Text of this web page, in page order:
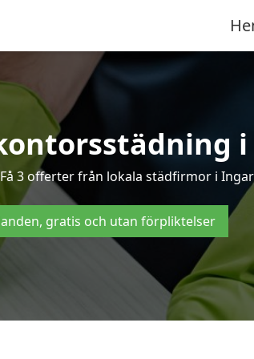
3 offerter från lokala städfirmor i
gratis och utan förpliktelser